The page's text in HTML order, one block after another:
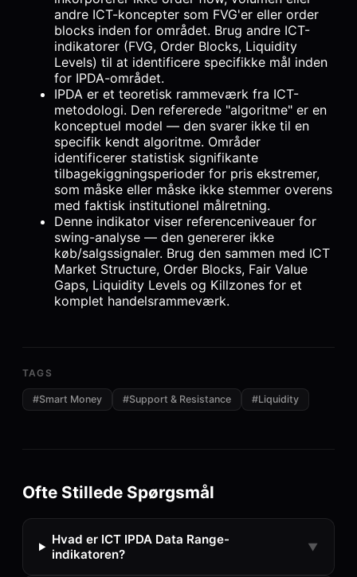
andre ICT-koncepter som FVG'er eller order
blocks inden for området. Brug andre ICT-
indikatorer (FVG, Order Blocks, Liquidity
Levels) til at identificere specifikke mål inden
for IPDA-området.
IPDA er et teoretisk rammeværk fra ICT-
metodologi. Den refererede "algoritme" er en
konceptuel model — den svarer ikke til en
specifik kendt algoritme. Områder
identificerer statistisk signifikante
tilbagekiggningsperioder for pris ekstremer,
som måske eller måske ikke stemmer overens
med faktisk institutionel målretning.
Denne indikator viser referenceniveauer for
swing-analyse — den genererer ikke
køb/salgssignaler. Brug den sammen med ICT
Market Structure, Order Blocks, Fair Value
Gaps, Liquidity Levels og Killzones for et
komplet handelsrammeværk.
TAGS
#Smart Money #Support & Resistance #Liquidity
Ofte Stillede Spørgsmål
Hvad er ICT IPDA Data Range-
indikatoren?
▼